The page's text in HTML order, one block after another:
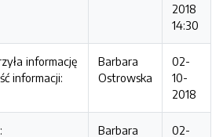
2018
14:30
informację
informacji:
Barbara
Ostrowska
02-
10-
2018
Barbara
02-